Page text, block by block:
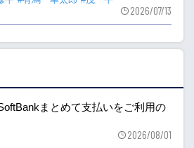
2026/07/13
SoftBankまとめて支払いをご利用の
2026/08/01